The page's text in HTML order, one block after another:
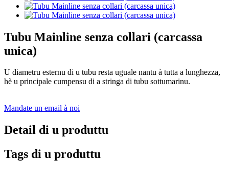
Tubu Mainline senza collari (carcassa
unica)
U diametru esternu di u tubu resta uguale nantu à tutta a lunghezza,
hè u principale cumpensu di a stringa di tubu sottumarinu.
Mandate un email à noi
Detail di u produttu
Tags di u produttu